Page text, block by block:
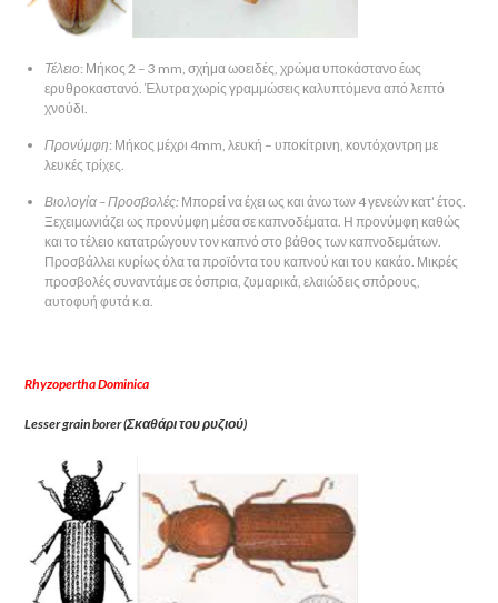
Τέλειο: Μήκος 2 – 3 mm, σχήμα ωοειδές, χρώμα υποκάστανο έως
ερυθροκαστανό. Έλυτρα χωρίς γραμμώσεις καλυπτόμενα από λεπτό
χνούδι.
Προνύμφη: Μήκος μέχρι 4mm, λευκή – υποκίτρινη, κοντόχοντρη με
λευκές τρίχες.
Βιολογία – Προσβολές: Μπορεί να έχει ως και άνω των 4 γενεών κατ’ έτος.
Ξεχειμωνιάζει ως προνύμφη μέσα σε καπνοδέματα. Η προνύμφη καθώς
και το τέλειο κατατρώγουν τον καπνό στο βάθος των καπνοδεμάτων.
Προσβάλλει κυρίως όλα τα προϊόντα του καπνού και του κακάο. Μικρές
προσβολές συναντάμε σε όσπρια, ζυμαρικά, ελαιώδεις σπόρους,
αυτοφυή φυτά κ.α.
Rhyzopertha Dominica
Lesser grain borer (Σκαθάρι του ρυζιού)